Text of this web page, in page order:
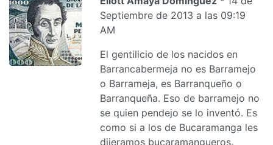
Septiembre de 2013 a las 09:19
AM
El gentilicio de los nacidos en
Barrancabermeja no es Barramejo
o Barrameja, es Barranqueño o
Barranqueña. Eso de barramejo no
se quien pendejo se lo inventó. Es
como si a los de Bucaramanga les
dijeramos bucaramangueros.